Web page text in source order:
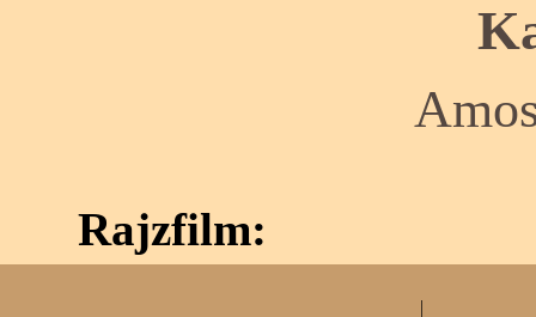
Rajzfilm: